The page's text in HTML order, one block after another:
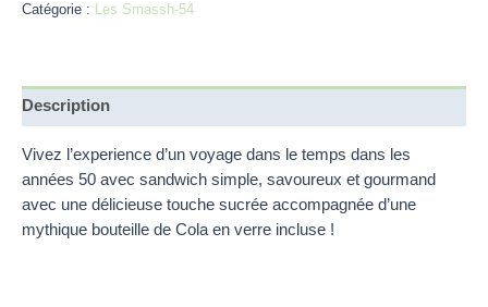
Catégorie : Les Smassh-54
Description
Vivez l’experience d’un voyage dans le temps dans les
années 50 avec sandwich simple, savoureux et gourmand
avec une délicieuse touche sucrée accompagnée d’une
mythique bouteille de Cola en verre incluse !